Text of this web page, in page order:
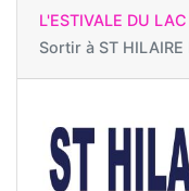
L'ESTIVALE DU
Sortir à ST